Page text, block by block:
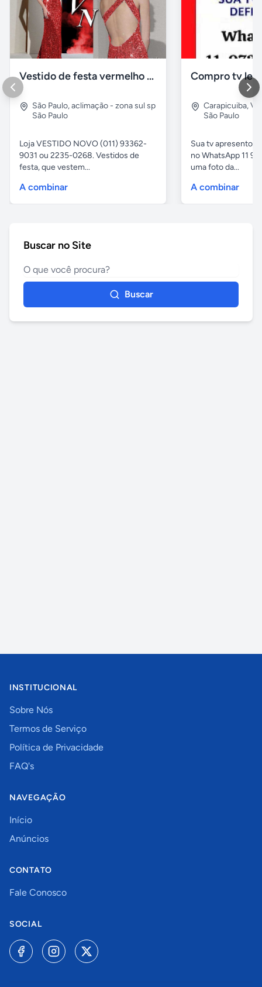
Vestido de festa vermelho com brilho e pedraria
São Paulo,aclimação - zona sul sp
São Paulo
Loja VESTIDO NOVO (011) 93362-
9031 ou 2235-0268. Vestidos de
festa, que vestem...
A combinar
Compro tv
Carapicuiba,
São Paulo
Sua tv apresentou
no WhatsApp 11
uma foto da...
A combinar
Buscar no Site
Buscar
INSTITUCIONAL
Sobre Nós
Termos de Serviço
Política de Privacidade
FAQ's
NAVEGAÇÃO
Início
Anúncios
CONTATO
Fale Conosco
SOCIAL